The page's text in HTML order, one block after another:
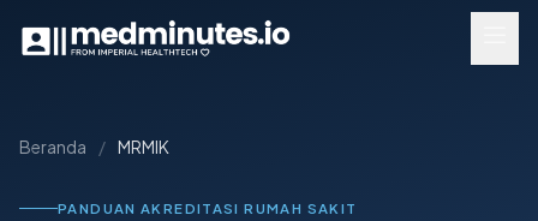
Beranda / MRMIK
PANDUAN AKREDITASI RUMAH SAKIT